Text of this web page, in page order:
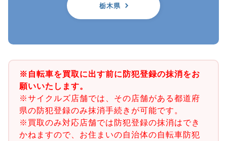
栃木県
※自転車を買取に出す前に防犯登録の抹消をお
願いいたします。
※サイクルズ店舗では、その店舗がある都道府
県の防犯登録のみ抹消手続きが可能です。
※買取のみ対応店舗では防犯登録の抹消はでき
かねますので、お住まいの自治体の自転車防犯